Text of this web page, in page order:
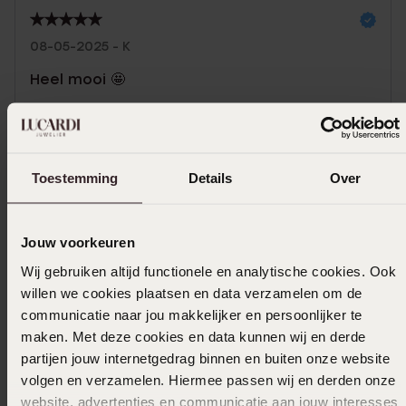
Toestemming Details Over
Jouw voorkeuren
Wij gebruiken altijd functionele en analytische cookies. Ook
willen we cookies plaatsen en data verzamelen om de
communicatie naar jou makkelijker en persoonlijker te
maken. Met deze cookies en data kunnen wij en derde
partijen jouw internetgedrag binnen en buiten onze website
volgen en verzamelen. Hiermee passen wij en derden onze
website, advertenties en communicatie aan jouw interesses
08-05-2025 - K
Heel mooi 🤩
In winkelmand